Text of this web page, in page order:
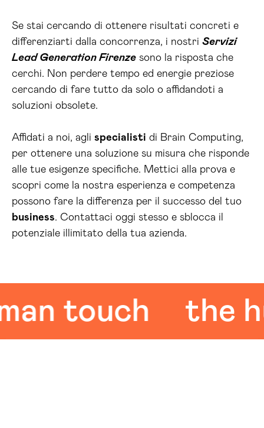
Se stai cercando di ottenere risultati concreti e
differenziarti dalla concorrenza, i nostri Servizi
Lead Generation Firenze sono la risposta che
cerchi. Non perdere tempo ed energie preziose
cercando di fare tutto da solo o affidandoti a
soluzioni obsolete.
Affidati a noi, agli specialisti di Brain Computing,
per ottenere una soluzione su misura che risponde
alle tue esigenze specifiche. Mettici alla prova e
scopri come la nostra esperienza e competenza
possono fare la differenza per il successo del tuo
business. Contattaci oggi stesso e sblocca il
potenziale illimitato della tua azienda.
touch the